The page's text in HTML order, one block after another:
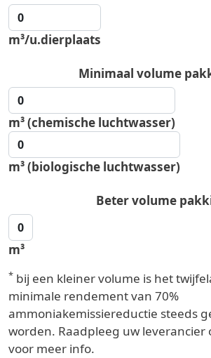
0
m³/u.dierplaats
Minimaal volume
0
m³ (chemische luchtwasser)
0
m³ (biologische luchtwasser)
Beter volume
0
m³
* bij een kleiner volume is het
minimale rendement van 70%
ammoniakemissiereductie steeds
worden. Raadpleeg uw leverancier
voor meer info.